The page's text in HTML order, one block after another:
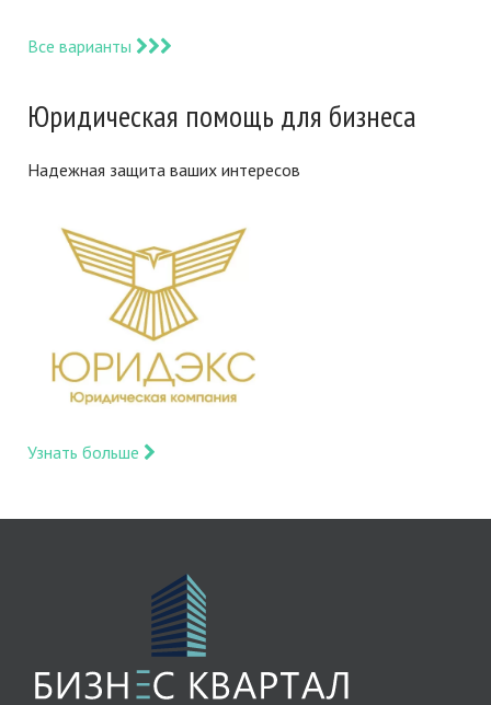
Все варианты
Юридическая помощь для бизнеса
Надежная защита ваших интересов
Узнать больше